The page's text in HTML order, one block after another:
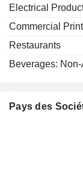
Electrical
Commercial
Restaurants
Beverages:
Pays des